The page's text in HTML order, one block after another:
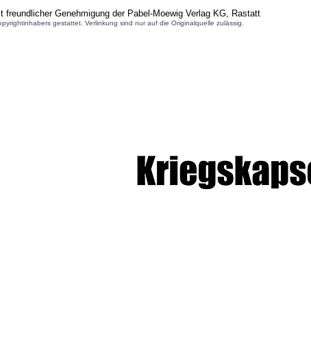
freundlicher Genehmigung der Pabel-Moewig Verlag KG, Rastatt
gestattet. Verlinkung sind nur auf die Originalquelle zulässig.